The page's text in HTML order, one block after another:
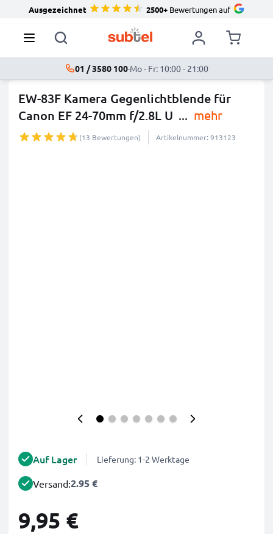
Ausgezeichnet 2500+Bewertungen auf
01 / 3580 100·Mo - Fr: 10:00 - 21:00
EW-83F Kamera Gegenlichtblende für
Canon EF 24-70mm f/2.8L U ... mehr
(13 Bewertungen) Artikelnummer: 913123
Auf Lager Lieferung: 1-2 Werktage
Versand:2.95 €
9,95 €